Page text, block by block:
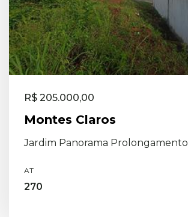
R$ 205.000,00
Montes Claros
Jardim Panorama Prolongamento
AT
270